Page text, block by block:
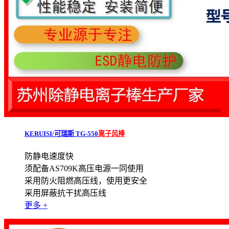
KERUISI/可瑞斯 TG-550离子风棒
防静电速度快
须配备AS709K高压电源一同使用
采用防火阻燃高压线，使用更安全
采用屏蔽抗干扰高压线
更多 +